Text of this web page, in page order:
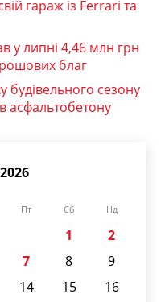
гараж із Ferrari та
у липні 4,46 млн грн
благ
сезону
асфальтобетону
Пт Сб Нд
1
2
7 8
9
14 15
16